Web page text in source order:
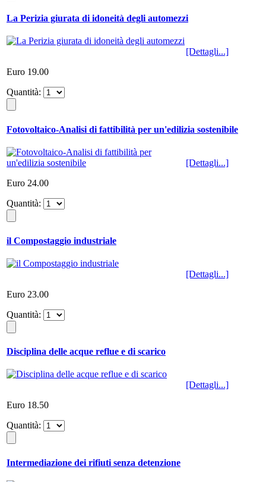
La Perizia giurata di idoneità degli automezzi
[Dettagli...]
Euro 19.00
Quantità:
Fotovoltaico-Analisi di fattibilità per un'edilizia sostenibile
[Dettagli...]
Euro 24.00
Quantità:
il Compostaggio industriale
[Dettagli...]
Euro 23.00
Quantità:
Disciplina delle acque reflue e di scarico
[Dettagli...]
Euro 18.50
Quantità:
Intermediazione dei rifiuti senza detenzione